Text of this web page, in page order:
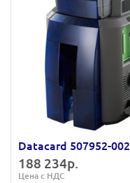
Datacard 507952-002
188 234р.
Цена с НДС